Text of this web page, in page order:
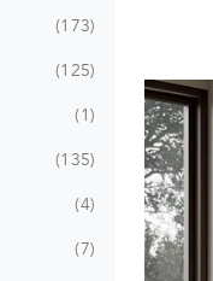
173
125
1
135
4
7